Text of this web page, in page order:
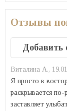
Отзывы
Добавить
Виталина А.,
Я просто в
раскрывается по-
заставляет